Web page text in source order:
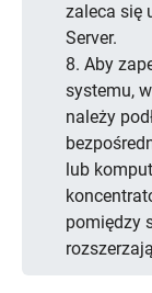
zaleca się
Server.
8. Aby
systemu,
należy
lub
pomiędzy